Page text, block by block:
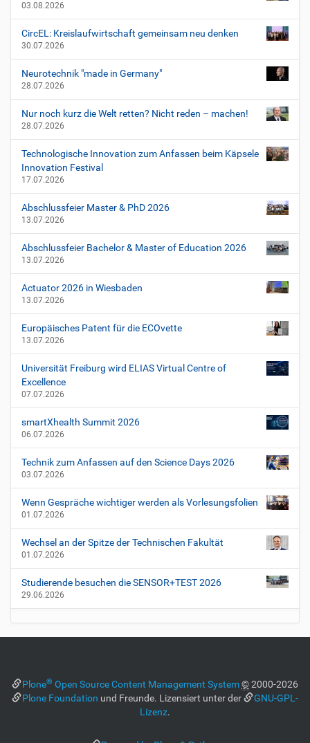
03.08.2026
CircEL: Kreislaufwirtschaft gemeinsam neu denken
30.07.2026
Neurotechnik "made in Germany"
28.07.2026
Nur noch kurz die Welt retten? Nicht reden – machen!
28.07.2026
Technologische Innovation zum Anfassen beim Käpsele
Innovation Festival
17.07.2026
Abschlussfeier Master & PhD 2026
13.07.2026
Abschlussfeier Bachelor & Master of Education 2026
13.07.2026
Actuator 2026 in Wiesbaden
13.07.2026
Europäisches Patent für die ECOvette
13.07.2026
Universität Freiburg wird ELIAS Virtual Centre of
Excellence
07.07.2026
smartXhealth Summit 2026
06.07.2026
Technik zum Anfassen auf den Science Days 2026
03.07.2026
Wenn Gespräche wichtiger werden als Vorlesungsfolien
01.07.2026
Wechsel an der Spitze der Technischen Fakultät
01.07.2026
Studierende besuchen die SENSOR+TEST 2026
29.06.2026
Plone® Open Source Content Management System©2000-2026
Plone Foundation und Freunde. Lizensiert unter der
GNU-GPL-
Lizenz.